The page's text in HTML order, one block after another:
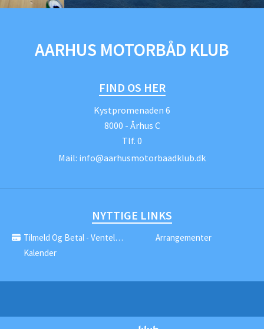
AARHUS MOTORBÅD KLUB
FIND OS HER
Kystpromenaden 6
8000 - Århus C
Tlf. 0
Mail: info@aarhusmotorbaadklub.dk
NYTTIGE LINKS
Tilmeld Og Betal - Venteliste
Arrangementer
Kalender